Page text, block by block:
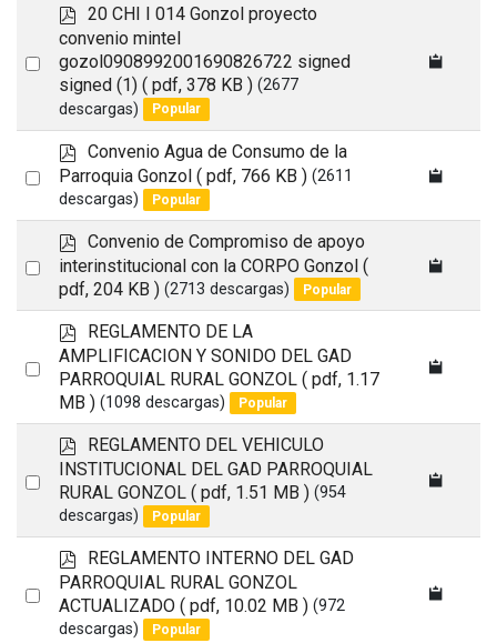
Select
p
d
f
20 CHI I 014 Gonzol proyecto
convenio mintel
gozol0908992001690826722 signed
signed (1) ( pdf, 378 KB ) (2677
descargas)
Popular
Select
p
d
f
Convenio Agua de Consumo de la
Parroquia Gonzol ( pdf, 766 KB ) (2611
descargas)
Popular
Select
p
d
f
Convenio de Compromiso de apoyo
interinstitucional con la CORPO Gonzol (
pdf, 204 KB ) (2713 descargas) Popular
Select
item
p
d
f
REGLAMENTO DE LA
AMPLIFICACION Y SONIDO DEL GAD
PARROQUIAL RURAL GONZOL ( pdf, 1.17
MB ) (1098 descargas) Popular
Select
item
p
d
f
REGLAMENTO DEL VEHICULO
INSTITUCIONAL DEL GAD PARROQUIAL
RURAL GONZOL ( pdf, 1.51 MB ) (954
descargas)
Popular
Select
p
d
f
REGLAMENTO INTERNO DEL GAD
PARROQUIAL RURAL GONZOL
ACTUALIZADO ( pdf, 10.02 MB ) (972
descargas)
Popular